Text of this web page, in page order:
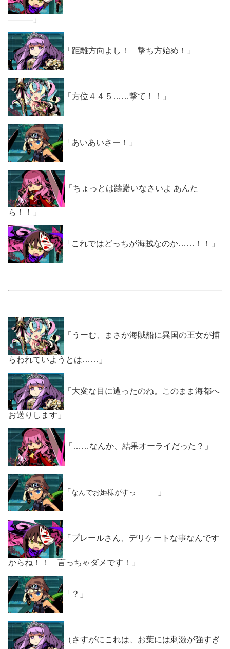
―――」
「距離方向よし！ 撃ち方始め！」
「方位４４５……撃て！！」
「あいあいさー！」
「ちょっとは躊躇いなさいよ あんた
ら！！」
「これではどっちが海賊なのか……！！」
「うーむ、まさか海賊船に異国の王女が捕
らわれていようとは……」
「大変な目に遭ったのね。このまま海都へ
お送りします」
「……なんか、結果オーライだった？」
「 なんでお姫様がすっ――― 」
「プレールさん、デリケートな事なんです
からね！！ 言っちゃダメです！」
「？」
（さすがにこれは、お葉には刺激が強すぎ